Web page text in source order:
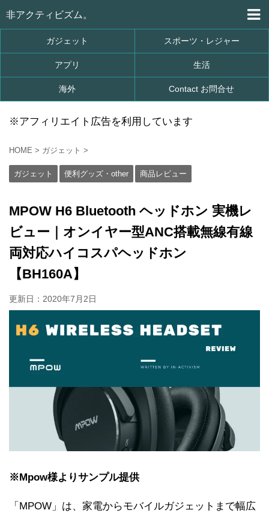
非アクティビズム。
ガジェット スポーツ・レジャー
アプリ 生活
海外 Contact お問合せ
※アフィリエイト広告を利用しています
HOME > ガジェット >
ガジェット 便利グッズ・other 商品レビュー
MPOW H6 Bluetooth ヘッドホン 実機レ
ビュー｜オンイヤー型ANC搭載無線有線
両対応ハイコスパヘッドホン
【BH160A】
更新日： 2020年7月2日
※Mpow様よりサンプル提供
「MPOW」は、家電からモバイルガジェットまで幅広